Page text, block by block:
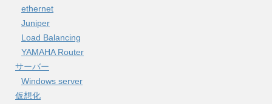
ethernet
Juniper
Load Balancing
YAMAHA Router
サーバー
Windows server
仮想化